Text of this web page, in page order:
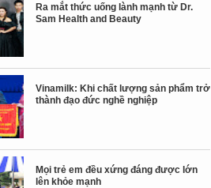
Ra mắt thức uống lành mạnh từ Dr.
Sam Health and Beauty
Vinamilk: Khi chất lượng sản phẩm trở
thành đạo đức nghề nghiệp
Mọi trẻ em đều xứng đáng được lớn
lên khỏe mạnh